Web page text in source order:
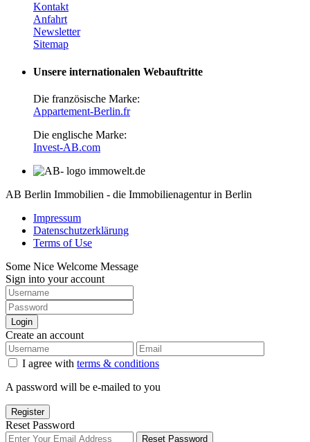
Kontakt
Anfahrt
Newsletter
Sitemap
Unsere internationalen Webauftritte
Die französische Marke:
Appartement-Berlin.fr
Die englische Marke:
Invest-AB.com
AB Berlin Immobilien - die Immobilienagentur in Berlin
Impressum
Datenschutzerklärung
Terms of Use
Some Nice Welcome Message
Sign into your account
Login
Create an account
I agree with terms & conditions
A password will be e-mailed to you
Register
Reset Password
Reset Password